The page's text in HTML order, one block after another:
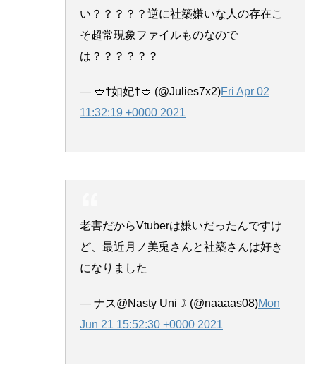
い？？？？？逆に社築嫌いな人の存在こ
そ超常現象ファイルものなので
は？？？？？？
— 🥙†如妃†🥙 (@Julies7x2)Fri Apr 02
11:32:19 +0000 2021
老害だからVtuberは嫌いだったんですけ
ど、最近月ノ美兎さんと社築さんは好き
になりました
— ナス@Nasty Uni☽ (@naaaas08)Mon
Jun 21 15:52:30 +0000 2021